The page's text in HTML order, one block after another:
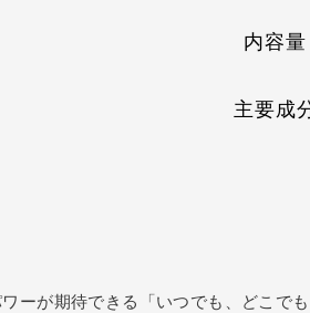
内容量
主要成
ーが期待できる「いつでも、どこで